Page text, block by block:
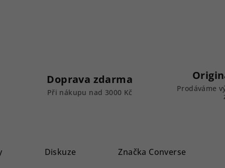
Doprava zdarma
Při nákupu nad 3000 Kč
Prodáváme
Diskuze Značka Converse